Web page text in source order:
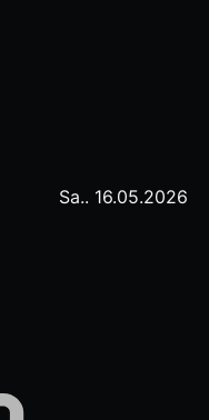
Sa.. 16.05.2026